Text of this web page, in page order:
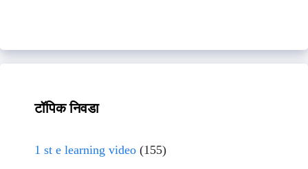
टॉपिक निवडा
1 st e learning video (155)